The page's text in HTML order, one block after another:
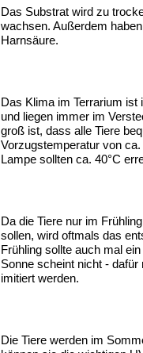
Das Substrat wird zu
wachsen. Außerdem
Harnsäure.
Das Klima im Terrarium ist
und liegen immer im
groß ist, dass alle Tiere
Vorzugstemperatur von
Lampe sollten ca. 40°C
Da die Tiere nur im
sollen, wird oftmals das
Frühling sollte auch mal
Sonne scheint nicht -
imitiert werden.
Die Tiere werden im